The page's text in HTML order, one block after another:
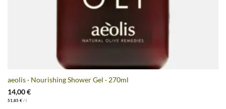
aeolis · Nourishing Shower Gel · 270ml
14,00€
51,85 €/ l